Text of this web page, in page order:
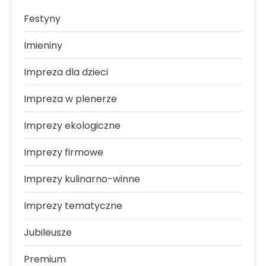
Festyny
Imieniny
Impreza dla dzieci
Impreza w plenerze
Imprezy ekologiczne
Imprezy firmowe
Imprezy kulinarno-winne
Imprezy tematyczne
Jubileusze
Premium